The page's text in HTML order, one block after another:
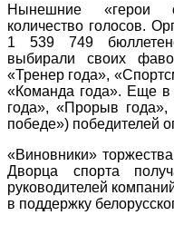
Нынешние «герои
количество голосов.
1 539 749
выбирали своих
«Тренер года»,
«Команда года». Еще
года», «Прорыв
победе») победителей
«Виновники»
Дворца спорта
руководителей
в поддержку